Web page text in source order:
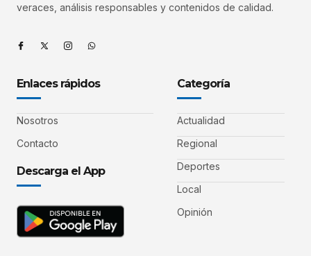
veraces, análisis responsables y contenidos de calidad.
Enlaces rápidos
Nosotros
Contacto
Descarga el App
Categoría
Actualidad
Regional
Deportes
Local
Opinión